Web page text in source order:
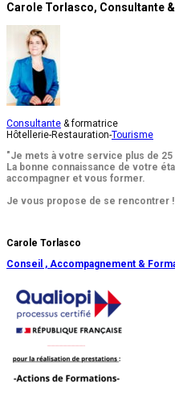
Carole Torlasco, Consultante
Consultante & formatrice
Hôtellerie-Restauration-Tourisme
"Je mets à votre service plus de 25
La bonne connaissance de votre
accompagner et vous former.
Je vous propose de se rencontrer
Carole Torlasco
Conseil , Accompagnement &